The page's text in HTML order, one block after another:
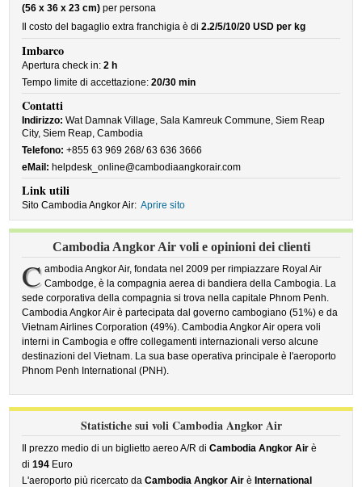
(56 x 36 x 23 cm) per persona
Il costo del bagaglio extra franchigia è di2.2/5/10/20 USD per kg
Imbarco
Apertura check in:2 h
Tempo limite di accettazione:20/30 min
Contatti
Indirizzo: Wat Damnak Village, Sala Kamreuk Commune, Siem Reap
City, Siem Reap, Cambodia
Telefono: +855 63 969 268/ 63 636 3666
eMail: helpdesk_online@cambodiaangkorair.com
Link utili
Sito Cambodia Angkor Air: Aprire sito
Cambodia Angkor Air voli e opinioni dei clienti
C ambodia Angkor Air, fondata nel 2009 per rimpiazzare Royal Air
Cambodge, è la compagnia aerea di bandiera della Cambogia. La
sede corporativa della compagnia si trova nella capitale Phnom Penh.
Cambodia Angkor Air è partecipata dal governo cambogiano (51%) e da
Vietnam Airlines Corporation (49%). Cambodia Angkor Air opera voli
interni in Cambogia e offre collegamenti internazionali verso alcune
destinazioni del Vietnam. La sua base operativa principale è l'aeroporto
Phnom Penh International (PNH).
Statistiche sui voli Cambodia Angkor Air
Il prezzo medio di un biglietto aereo A/R diCambodia Angkor Air è
di194 Euro
L'aeroporto più ricercato daCambodia Angkor Air è International